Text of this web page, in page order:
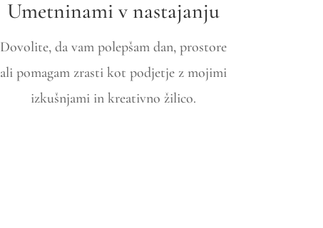
Umetninami v nastajanju
Dovolite, da vam polepšam dan, prostore
ali pomagam zrasti kot podjetje z mojimi
izkušnjami in kreativno žilico.